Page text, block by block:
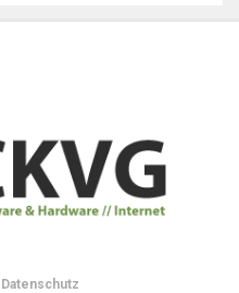
Datenschutz